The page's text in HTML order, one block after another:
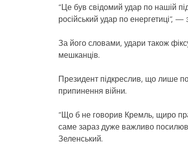
“Це був свідомий удар по нашій
російський удар по енергетиці”,
За його словами, удари також
мешканців.
Президент підкреслив, що лише
припинення війни.
“Що б не говорив Кремль, щиро
саме зараз дуже важливо
Зеленський.